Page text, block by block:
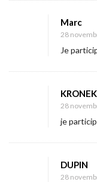
Marc
28
Je
28
je
DUPIN
28